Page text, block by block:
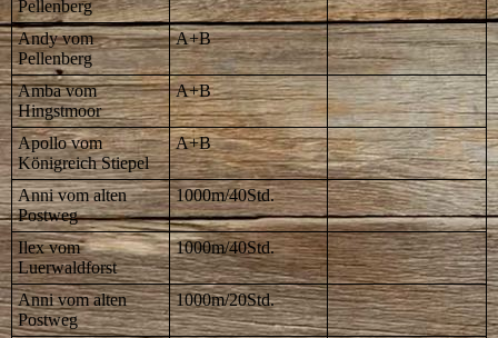
Pellenberg
Andy vom
Pellenberg
A+B
Amba vom
Hingstmoor
A+B
Apollo vom
Königreich Stiepel
A+B
Anni vom alten
Postweg
1000m/40Std.
Ilex vom
Luerwaldforst
1000m/40Std.
Anni vom alten
Postweg
1000m/20Std.